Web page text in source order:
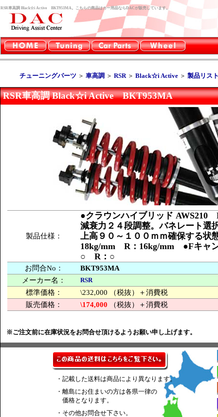
RSR車高調 Black☆i Active BKT953MA。こちらの商品はカー用品ならDACが販売しています。
チューニングパーツ ＞ 車高調 ＞ RSR＞ Black☆i Active ＞ 製品リス
RSR車高調 Black☆i Active BKT953MA
製品仕様：
●クラウンハイブリッド
減衰力２４段調整。バネレート
上高９０～１００ｍｍ確保する
18kg/mm R：16kg/mm ●Fキャ
○ R：○
お問合No：
BKT953MA
メーカー名：
RSR
標準価格：
\232,000 （税抜）＋消費税
販売価格：
\174,000 （税抜）＋消費税
※ご注文前に在庫状況をお問合せ頂けるようお願い申し上げます。
・記載した送料は商品により異なります。
・離島にお住まいの方は各県一律の
価格となります。
・その他お問合せ下さい。